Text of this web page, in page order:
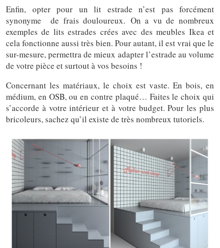
Enfin, opter pour un lit estrade n’est pas forcément
synonyme de frais douloureux. On a vu de nombreux
exemples de lits estrades crées avec des meubles Ikea et
cela fonctionne aussi très bien. Pour autant, il est vrai que le
sur-mesure, permettra de mieux adapter l’estrade au volume
de votre pièce et surtout à vos besoins !
Concernant les matériaux, le choix est vaste. En bois, en
médium, en OSB, ou en contre plaqué… Faites le choix qui
s’accorde à votre intérieur et à votre budget. Pour les plus
bricoleurs, sachez qu’il existe de très nombreux tutoriels.